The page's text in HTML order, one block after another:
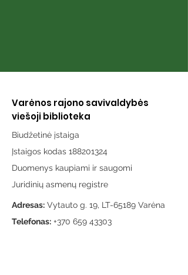
Varėnos rajono savivaldybės
viešoji biblioteka
Biudžetinė įstaiga
Įstaigos kodas 188201324
Duomenys kaupiami ir saugomi
Juridinių asmenų registre
Adresas: Vytauto g. 19, LT-65189 Varėna
Telefonas: +370 659 43303